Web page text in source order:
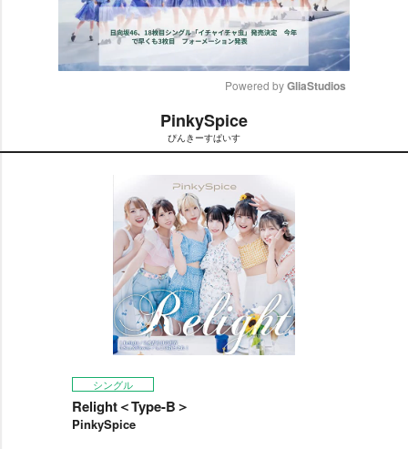
t
Powered by GliaStudios
PinkySpice
ぴんきーすぱいす
シングル
Relight＜Type-B＞
PinkySpice